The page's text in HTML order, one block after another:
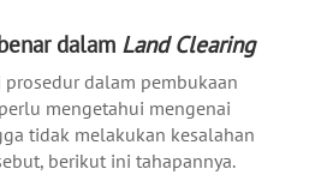
dalam Land Clearing
dalam pembukaan
mengetahui mengenai
tidak melakukan kesalahan
berikut ini tahapannya.